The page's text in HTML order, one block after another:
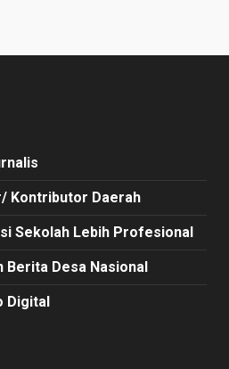
Kontributor Daerah
Sekolah Lebih Profesional
Berita Desa Nasional
Digital